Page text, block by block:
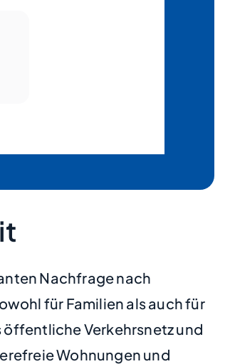
Nachfrage nach
für Familien als auch für
öffentliche Verkehrsnetz und
Wohnungen und